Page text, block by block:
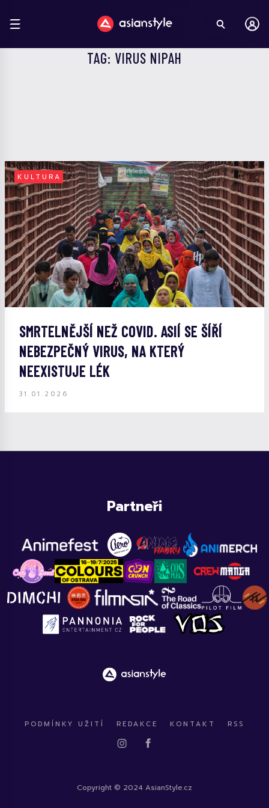
TAG: VIRUS NIPAH
KULTURA
SMRTELNĚJŠÍ NEŽ COVID. ASIÍ SE ŠÍŘÍ
NEBEZPEČNÝ VIRUS, NA KTERÝ
NEEXISTUJE LÉK
31.01.2026
Partneři
PODMÍNKY UŽITÍ REDAKCE KONTAKT RSS
Copyright © 2024 AsianStyle.cz